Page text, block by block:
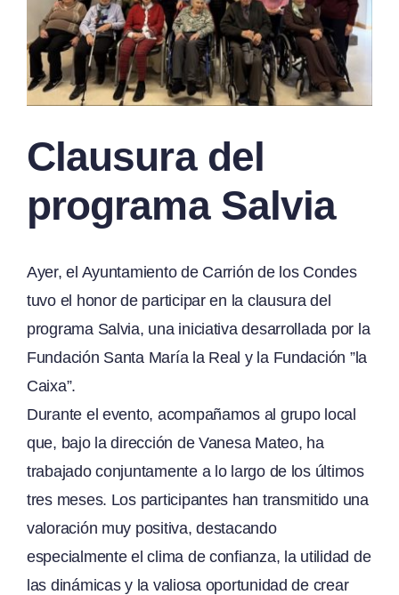
Clausura del
programa Salvia
Ayer, el Ayuntamiento de Carrión de los Condes
tuvo el honor de participar en la clausura del
programa Salvia, una iniciativa desarrollada por la
Fundación Santa María la Real y la Fundación ”la
Caixa”.
Durante el evento, acompañamos al grupo local
que, bajo la dirección de Vanesa Mateo, ha
trabajado conjuntamente a lo largo de los últimos
tres meses. Los participantes han transmitido una
valoración muy positiva, destacando
especialmente el clima de confianza, la utilidad de
las dinámicas y la valiosa oportunidad de crear